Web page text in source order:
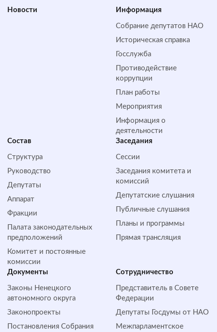
Новости Информация
Собрание депутатов НАО
Историческая справка
Госслужба
Противодействие
коррупции
План работы
Мероприятия
Информация о
деятельности
Состав
Структура
Руководство
Депутаты
Аппарат
Фракции
Палата законодательных
предположений
Комитет и постоянные
комиссии
Заседания
Сессии
Заседания комитета и
комиссий
Депутатские слушания
Публичные слушания
Планы и программы
Прямая трансляция
Документы
Законы Ненецкого
автономного округа
Законопроекты
Постановления Собрания
Сотрудничество
Представитель в Совете
Федерации
Депутаты Госдумы от НАО
Межпарламентское